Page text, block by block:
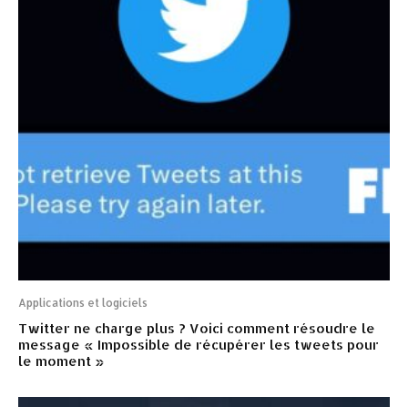
Applications et logiciels
Twitter ne charge plus ? Voici comment résoudre le
message « Impossible de récupérer les tweets pour
le moment »